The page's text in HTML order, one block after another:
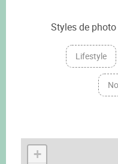
Styles de photo
Lifestyle
+